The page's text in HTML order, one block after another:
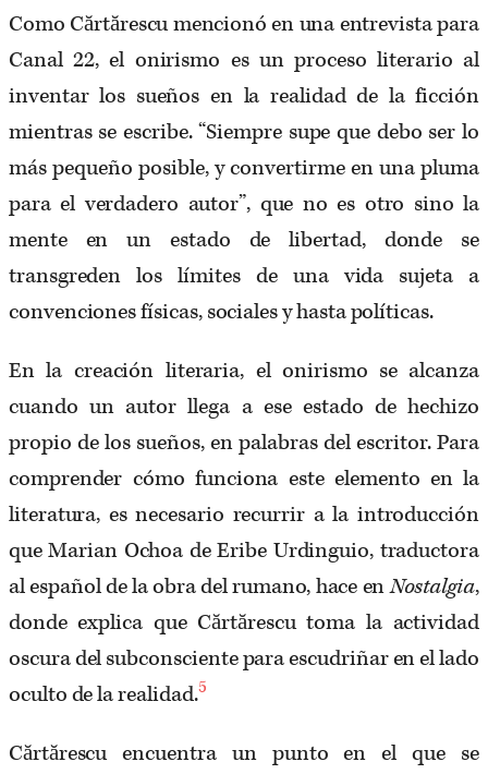
Como Cărtărescu mencionó en una entrevista para
Canal 22, el onirismo es un proceso literario al
inventar los sueños en la realidad de la ficción
mientras se escribe. “Siempre supe que debo ser lo
más pequeño posible, y convertirme en una pluma
para el verdadero autor”, que no es otro sino la
mente en un estado de libertad, donde se
transgreden los límites de una vida sujeta a
convenciones físicas, sociales y hasta políticas.
En la creación literaria, el onirismo se alcanza
cuando un autor llega a ese estado de hechizo
propio de los sueños, en palabras del escritor. Para
comprender cómo funciona este elemento en la
literatura, es necesario recurrir a la introducción
que Marian Ochoa de Eribe Urdinguio, traductora
al español de la obra del rumano, hace enNostalgia,
donde explica que Cărtărescu toma la actividad
oscura del subconsciente para escudriñar en el lado
oculto de la realidad.5
Cărtărescu encuentra un punto en el que se